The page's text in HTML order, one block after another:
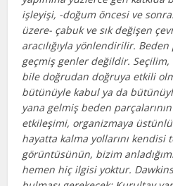
işleyişi, -doğum öncesi ve
üzere- çabuk ve sık değişen
aracılığıyla yönlendirilir.
geçmiş genler değildir.
bile doğrudan doğruya etkili
bütünüyle kabul ya da
yana gelmiş beden
etkileşimi, organizmaya
hayatta kalma yollarını kendisi
görüntüsünün, bizim
hemen hiç ilgisi yoktur.